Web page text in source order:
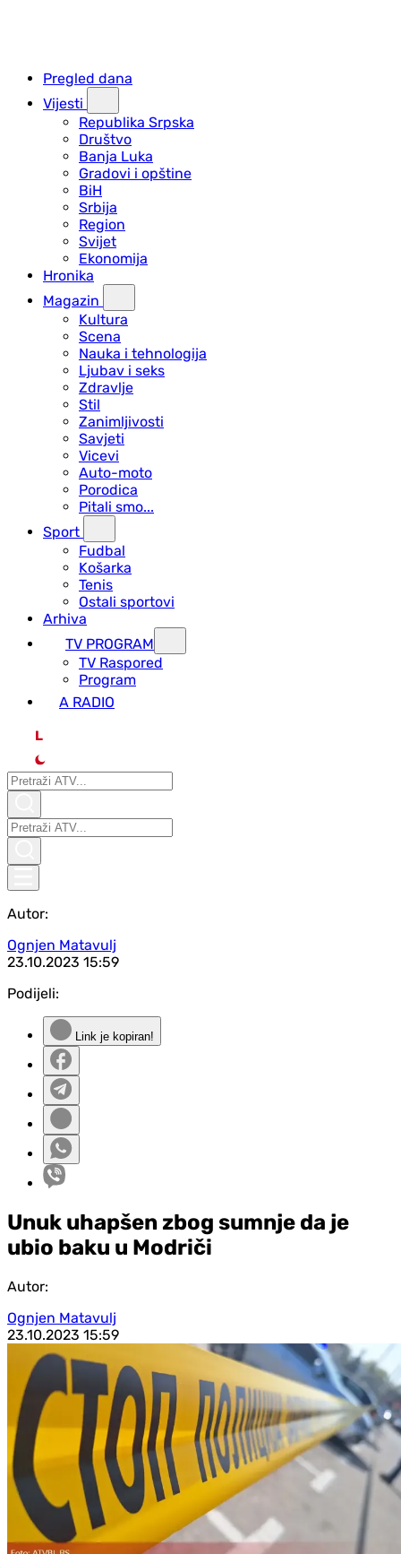
Pregled dana
Vijesti
Republika Srpska
Društvo
Banja Luka
Gradovi i opštine
BiH
Srbija
Region
Svijet
Ekonomija
Hronika
Magazin
Kultura
Scena
Nauka i tehnologija
Ljubav i seks
Zdravlje
Stil
Zanimljivosti
Savjeti
Vicevi
Auto-moto
Porodica
Pitali smo...
Sport
Fudbal
Košarka
Tenis
Ostali sportovi
Arhiva
TV PROGRAM
ТV Raspored
Program
A RADIO
L
Autor:
Ognjen Matavulj
23.10.2023 15:59
Podijeli:
Link je kopiran!
Unuk uhapšen zbog sumnje da je
ubio baku u Modriči
Autor:
Ognjen Matavulj
23.10.2023 15:59